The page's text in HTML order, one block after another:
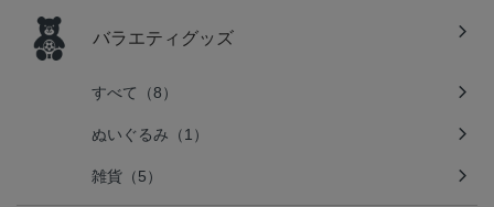
バラエティグッズ
すべて（8）
ぬいぐるみ（1）
雑貨（5）